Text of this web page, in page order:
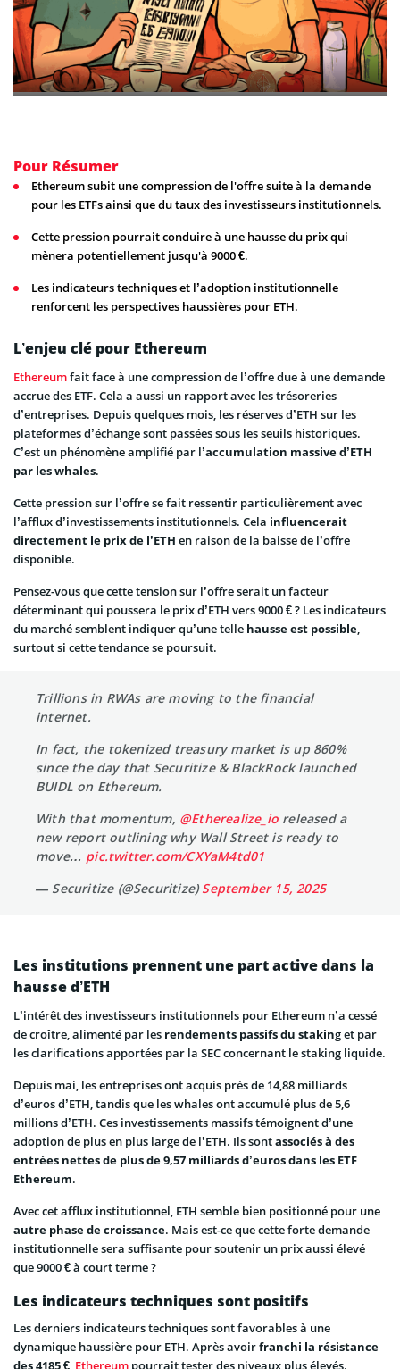
Pour Résumer
Ethereum subit une compression de l'offre suite à la demande
pour les ETFs ainsi que du taux des investisseurs institutionnels.
Cette pression pourrait conduire à une hausse du prix qui
mènera potentiellement jusqu'à 9000 €.
Les indicateurs techniques et l’adoption institutionnelle
renforcent les perspectives haussières pour ETH.
L’enjeu clé pour Ethereum
Ethereumfait face à une compression de l’offre due à une demande
accrue des ETF. Cela a aussi un rapport avec les trésoreries
d’entreprises. Depuis quelques mois, les réserves d’ETH sur les
plateformes d’échange sont passées sous les seuils historiques.
C’est un phénomène amplifié par l’accumulation massive d’ETH
par les whales.
Cette pression sur l’offre se fait ressentir particulièrement avec
l’afflux d’investissements institutionnels. Cela influencerait
directement le prix de l’ETH en raison de la baisse de l’offre
disponible.
Pensez-vous que cette tension sur l’offre serait un facteur
déterminant qui poussera le prix d’ETH vers 9000 € ? Les indicateurs
du marché semblent indiquer qu’une telle hausse est possible,
surtout si cette tendance se poursuit.
Trillions in RWAs are moving to the financial
internet.
In fact, the tokenized treasury market is up 860%
since the day that Securitize & BlackRock launched
BUIDL on Ethereum.
With that momentum, @Etherealize_io released a
new report outlining why Wall Street is ready to
move… pic.twitter.com/CXYaM4td01
— Securitize (@Securitize)September 15, 2025
Les institutions prennent une part active dans la
hausse d’ETH
L’intérêt des investisseurs institutionnels pour Ethereum n’a cessé
de croître, alimenté par les rendements passifs du staking et par
les clarifications apportées par la SEC concernant le staking liquide.
Depuis mai, les entreprises ont acquis près de 14,88 milliards
d’euros d’ETH, tandis que les whales ont accumulé plus de 5,6
millions d’ETH. Ces investissements massifs témoignent d’une
adoption de plus en plus large de l’ETH. Ils sontassociés à des
entrées nettes de plus de 9,57 milliards d’euros dans les ETF
Ethereum.
Avec cet afflux institutionnel, ETH semble bien positionné pour une
autre phase de croissance. Mais est-ce que cette forte demande
institutionnelle sera suffisante pour soutenir un prix aussi élevé
que 9000 € à court terme ?
Les indicateurs techniques sont positifs
Les derniers indicateurs techniques sont favorables à une
dynamique haussière pour ETH. Après avoirfranchi la résistance
des 4185 € Ethereum pourrait tester des niveaux plus élevés.